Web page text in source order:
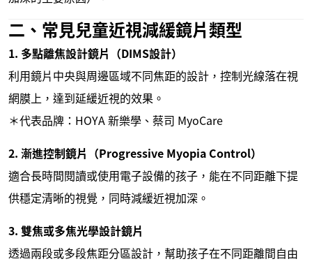
二、常見兒童近視減緩鏡片類型
1. 多點離焦設計鏡片（DIMS設計）
利用鏡片中央與周邊區域不同焦距的設計，控制光線落在視
網膜上，達到延緩近視的效果。
＊代表品牌：HOYA 新樂學、蔡司 MyoCare
2. 漸進控制鏡片（Progressive Myopia Control）
適合長時間閱讀或使用電子設備的孩子，能在不同距離下提
供穩定清晰的視覺，同時減緩近視加深。
3. 雙焦或多焦光學設計鏡片
透過兩段或多段焦距分區設計，幫助孩子在不同距離間自由